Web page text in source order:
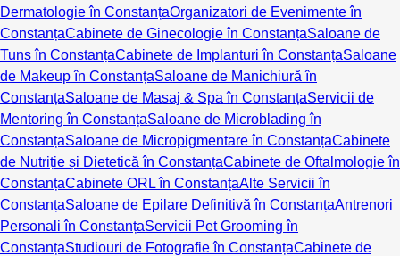
Dermatologie în ConstanțaOrganizatori de Evenimente în
ConstanțaCabinete de Ginecologie în ConstanțaSaloane de
Tuns în ConstanțaCabinete de Implanturi în ConstanțaSaloane
de Makeup în ConstanțaSaloane de Manichiură în
ConstanțaSaloane de Masaj & Spa în ConstanțaServicii de
Mentoring în ConstanțaSaloane de Microblading în
ConstanțaSaloane de Micropigmentare în ConstanțaCabinete
de Nutriție și Dietetică în ConstanțaCabinete de Oftalmologie în
ConstanțaCabinete ORL în ConstanțaAlte Servicii în
ConstanțaSaloane de Epilare Definitivă în ConstanțaAntrenori
Personali în ConstanțaServicii Pet Grooming în
ConstanțaStudiouri de Fotografie în ConstanțaCabinete de